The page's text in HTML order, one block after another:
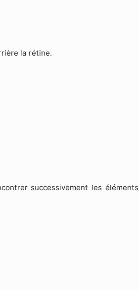
la rétine.
successivement les éléments